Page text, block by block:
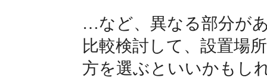
…など、異なる部分が
比較検討して、設置場
方を選ぶといいかもし